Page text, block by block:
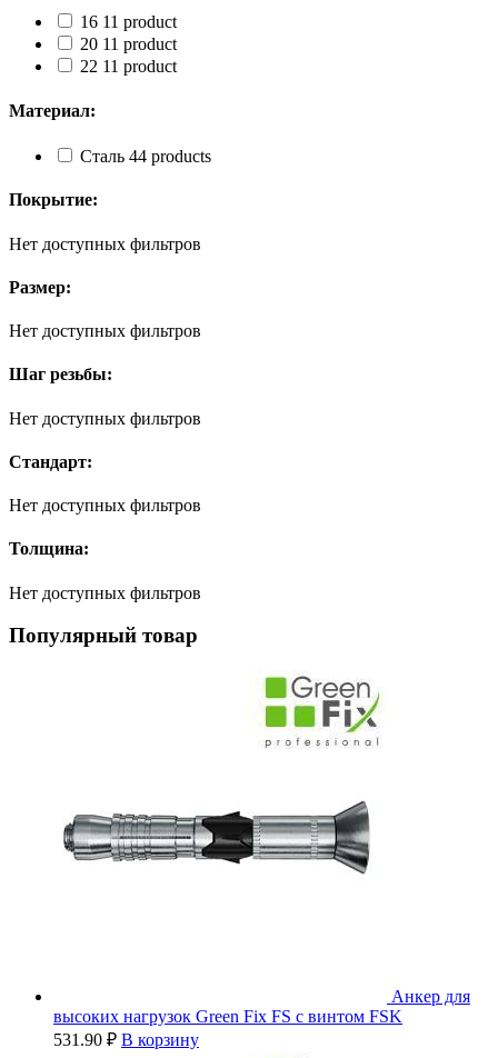
16 11 product
20 11 product
22 11 product
Материал:
Сталь 44 products
Покрытие:
Нет доступных фильтров
Размер:
Нет доступных фильтров
Шаг резьбы:
Нет доступных фильтров
Стандарт:
Нет доступных фильтров
Толщина:
Нет доступных фильтров
Популярный товар
Анкер для
высоких нагрузок Green Fix FS с винтом FSK
531.90 ₽ В корзину